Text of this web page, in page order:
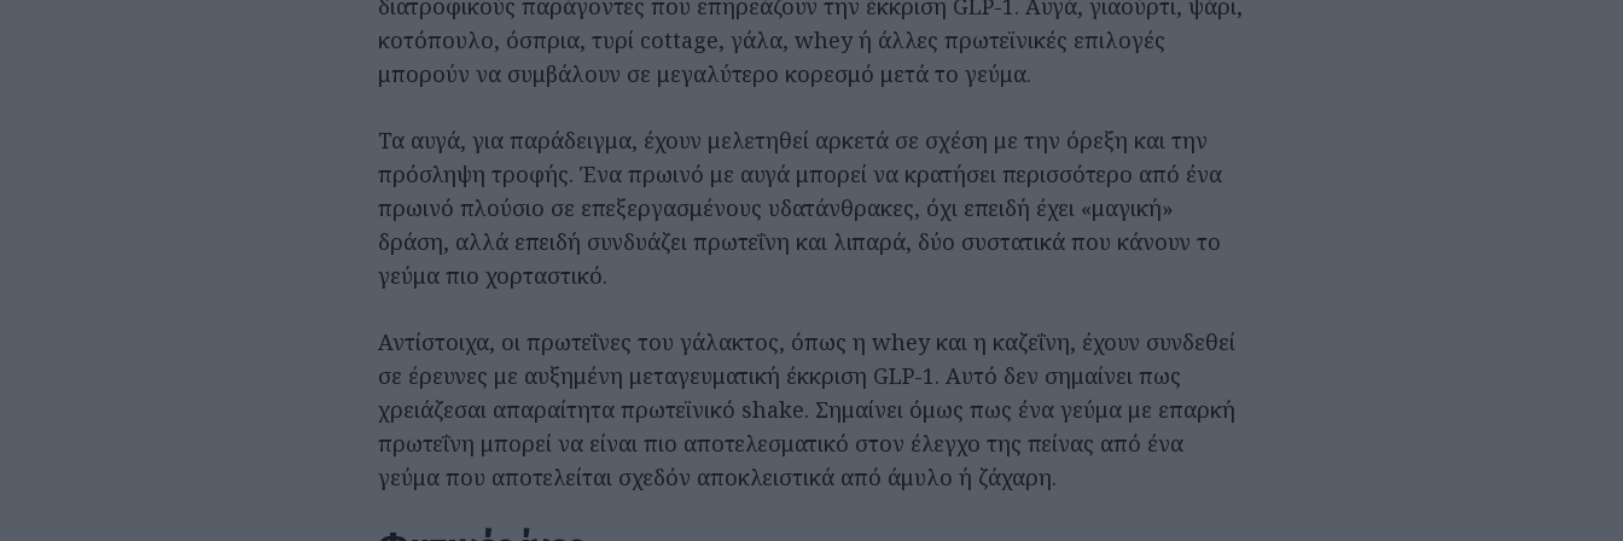
διατροφικούς παράγοντες που επηρεάζουν την έκκριση GLP-1. Αυγά, γιαούρτι, ψάρι,
κοτόπουλο, όσπρια, τυρί cottage, γάλα, whey ή άλλες πρωτεϊνικές επιλογές
μπορούν να συμβάλουν σε μεγαλύτερο κορεσμό μετά το γεύμα.
Τα αυγά, για παράδειγμα, έχουν μελετηθεί αρκετά σε σχέση με την όρεξη και την
πρόσληψη τροφής. Ένα πρωινό με αυγά μπορεί να κρατήσει περισσότερο από ένα
πρωινό πλούσιο σε επεξεργασμένους υδατάνθρακες, όχι επειδή έχει «μαγική»
δράση, αλλά επειδή συνδυάζει πρωτεΐνη και λιπαρά, δύο συστατικά που κάνουν το
γεύμα πιο χορταστικό.
Αντίστοιχα, οι πρωτεΐνες του γάλακτος, όπως η whey και η καζεΐνη, έχουν συνδεθεί
σε έρευνες με αυξημένη μεταγευματική έκκριση GLP-1. Αυτό δεν σημαίνει πως
χρειάζεσαι απαραίτητα πρωτεϊνικό shake. Σημαίνει όμως πως ένα γεύμα με επαρκή
πρωτεΐνη μπορεί να είναι πιο αποτελεσματικό στον έλεγχο της πείνας από ένα
γεύμα που αποτελείται σχεδόν αποκλειστικά από άμυλο ή ζάχαρη.